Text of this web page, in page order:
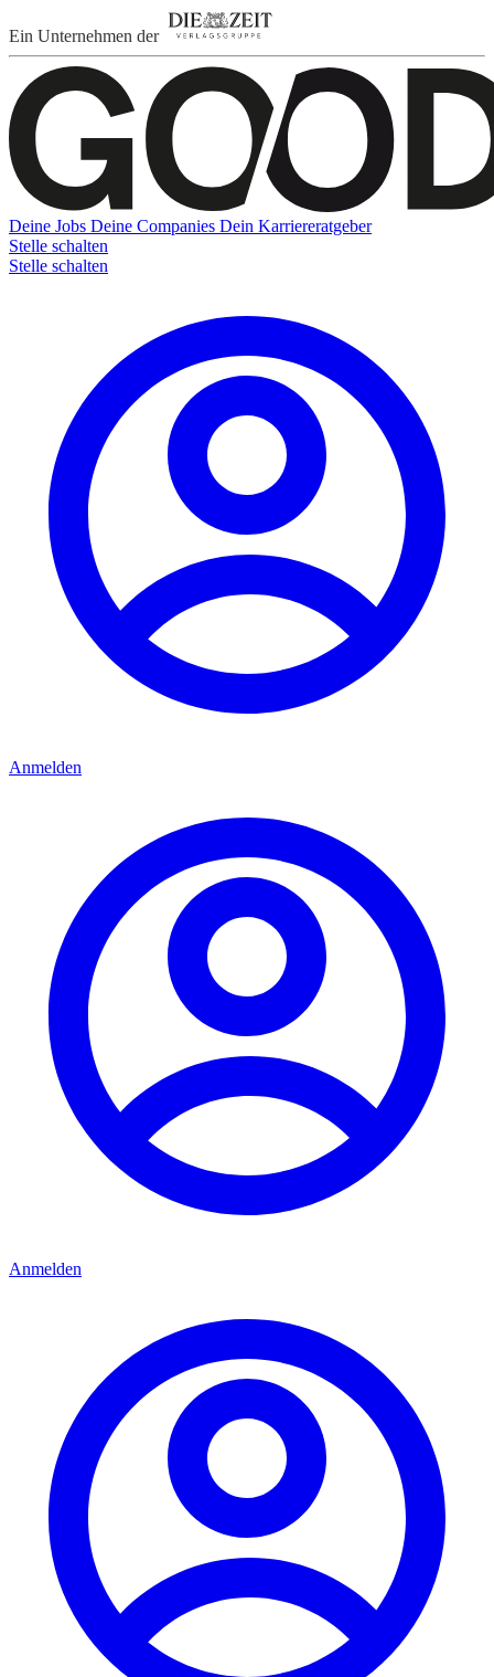
Ein Unternehmen der
Deine Jobs Deine Companies Dein Karriereratgeber
Stelle schalten
Stelle schalten
Anmelden
Anmelden